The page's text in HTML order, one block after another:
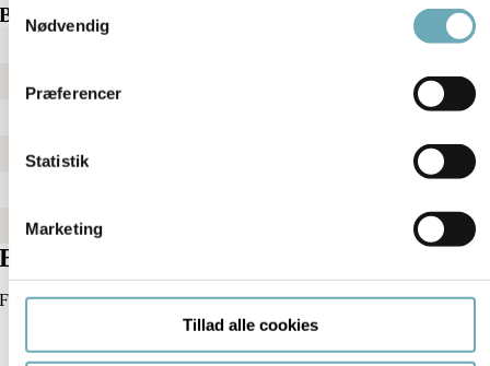
Nødvendig
Præferencer
Statistik
Marketing
Tillad alle cookies
Boligfakta
Altan m2
Indflytningsdato
Bestil en fremvisning
For mere information og en personlig fremvisning kontakt xxx